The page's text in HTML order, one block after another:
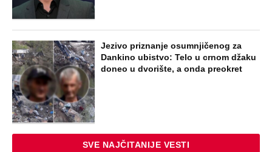
Jezivo priznanje osumnjičenog za
Dankino ubistvo: Telo u crnom džaku
doneo u dvorište, a onda preokret
SVE NAJČITANIJE VESTI